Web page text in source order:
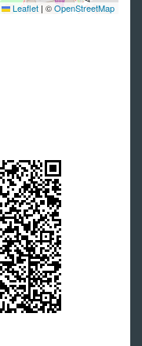
Leaflet | ©OpenStreetMap